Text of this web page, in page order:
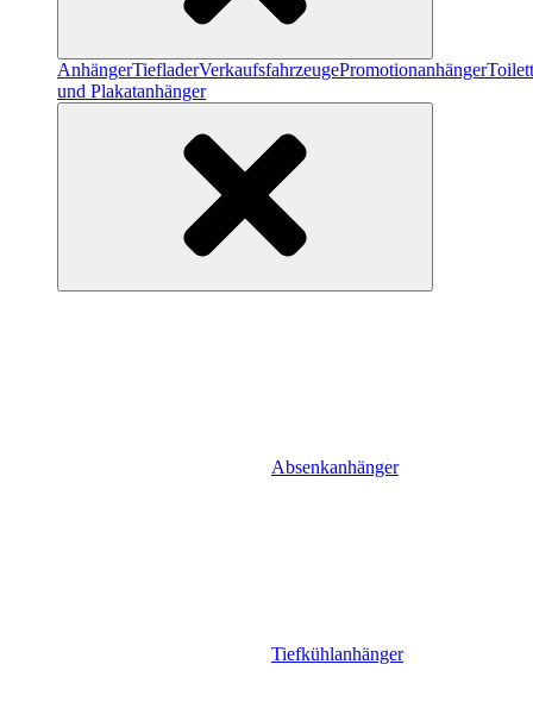
AnhängerTiefladerVerkaufsfahrzeugePromotionanhänger
und Plakatanhänger
Absenkanhänger
Tiefkühlanhänger